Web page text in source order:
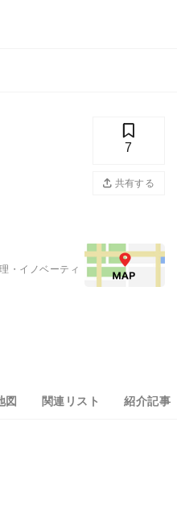
7
共有する
・イノベーティ
図 関連リスト 紹介記事